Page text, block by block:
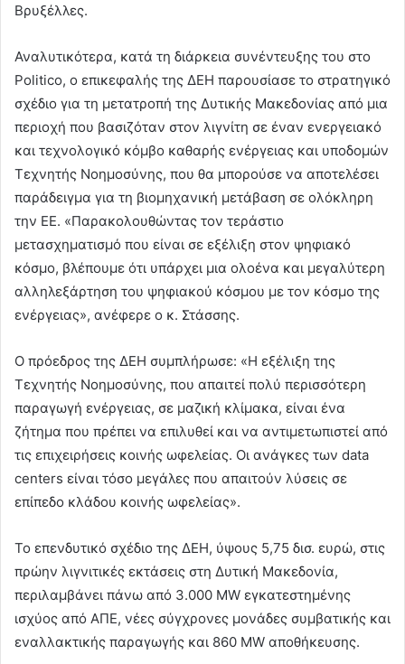
Βρυξέλλες.
Αναλυτικότερα, κατά τη διάρκεια συνέντευξης του στο
Politico, ο επικεφαλής της ΔΕΗ παρουσίασε το στρατηγικό
σχέδιο για τη μετατροπή της Δυτικής Μακεδονίας από μια
περιοχή που βασιζόταν στον λιγνίτη σε έναν ενεργειακό
και τεχνολογικό κόμβο καθαρής ενέργειας και υποδομών
Τεχνητής Νοημοσύνης, που θα μπορούσε να αποτελέσει
παράδειγμα για τη βιομηχανική μετάβαση σε ολόκληρη
την ΕΕ. «Παρακολουθώντας τον τεράστιο
μετασχηματισμό που είναι σε εξέλιξη στον ψηφιακό
κόσμο, βλέπουμε ότι υπάρχει μια ολοένα και μεγαλύτερη
αλληλεξάρτηση του ψηφιακού κόσμου με τον κόσμο της
ενέργειας», ανέφερε ο κ. Στάσσης.
Ο πρόεδρος της ΔΕΗ συμπλήρωσε: «Η εξέλιξη της
Τεχνητής Νοημοσύνης, που απαιτεί πολύ περισσότερη
παραγωγή ενέργειας, σε μαζική κλίμακα, είναι ένα
ζήτημα που πρέπει να επιλυθεί και να αντιμετωπιστεί από
τις επιχειρήσεις κοινής ωφελείας. Οι ανάγκες των data
centers είναι τόσο μεγάλες που απαιτούν λύσεις σε
επίπεδο κλάδου κοινής ωφελείας».
Το επενδυτικό σχέδιο της ΔΕΗ, ύψους 5,75 δισ. ευρώ, στις
πρώην λιγνιτικές εκτάσεις στη Δυτική Μακεδονία,
περιλαμβάνει πάνω από 3.000 MW εγκατεστημένης
ισχύος από ΑΠΕ, νέες σύγχρονες μονάδες συμβατικής και
εναλλακτικής παραγωγής και 860 MW αποθήκευσης.